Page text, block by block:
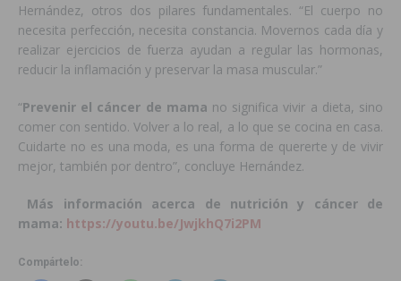
Hernández, otros dos pilares fundamentales. “El cuerpo no
necesita perfección, necesita constancia. Movernos cada día y
realizar ejercicios de fuerza ayudan a regular las hormonas,
reducir la inflamación y preservar la masa muscular.”
“Prevenir el cáncer de mama no significa vivir a dieta, sino
comer con sentido. Volver a lo real, a lo que se cocina en casa.
Cuidarte no es una moda, es una forma de quererte y de vivir
mejor, también por dentro”, concluye Hernández.
Más información acerca de nutrición y cáncer de
mama: https://youtu.be/JwjkhQ7i2PM
Compártelo: